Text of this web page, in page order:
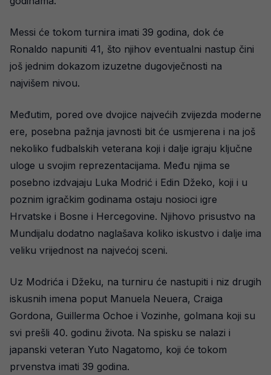
Messi će tokom turnira imati 39 godina, dok će
Ronaldo napuniti 41, što njihov eventualni nastup čini
još jednim dokazom izuzetne dugovječnosti na
najvišem nivou.
Međutim, pored ove dvojice najvećih zvijezda moderne
ere, posebna pažnja javnosti bit će usmjerena i na još
nekoliko fudbalskih veterana koji i dalje igraju ključne
uloge u svojim reprezentacijama. Među njima se
posebno izdvajaju Luka Modrić i Edin Džeko, koji i u
poznim igračkim godinama ostaju nosioci igre
Hrvatske i Bosne i Hercegovine. Njihovo prisustvo na
Mundijalu dodatno naglašava koliko iskustvo i dalje ima
veliku vrijednost na najvećoj sceni.
Uz Modrića i Džeku, na turniru će nastupiti i niz drugih
iskusnih imena poput Manuela Neuera, Craiga
Gordona, Guillerma Ochoe i Vozinhe, golmana koji su
svi prešli 40. godinu života. Na spisku se nalazi i
japanski veteran Yuto Nagatomo, koji će tokom
prvenstva imati 39 godina.